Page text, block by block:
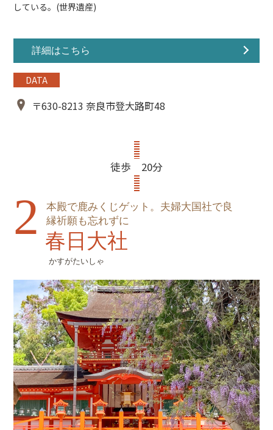
している。(世界遺産)
詳細はこちら
DATA
〒630-8213 奈良市登大路町48
徒歩 20分
2
本殿で鹿みくじゲット。夫婦大国社で良
縁祈願も忘れずに
春日大社
かすがたいしゃ